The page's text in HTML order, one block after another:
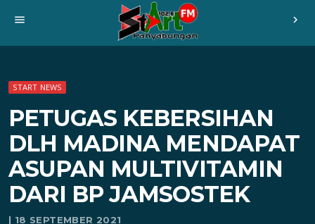
menu chevron_right
START NEWS
PETUGAS KEBERSIHAN
DLH MADINA MENDAPAT
ASUPAN MULTIVITAMIN
DARI BP JAMSOSTEK
| 18 SEPTEMBER 2021